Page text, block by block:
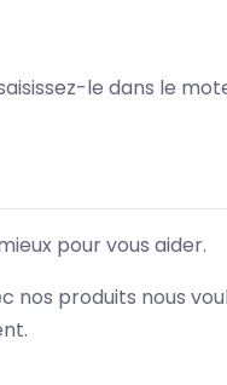
le dans le
pour vous aider.
nos produits nous